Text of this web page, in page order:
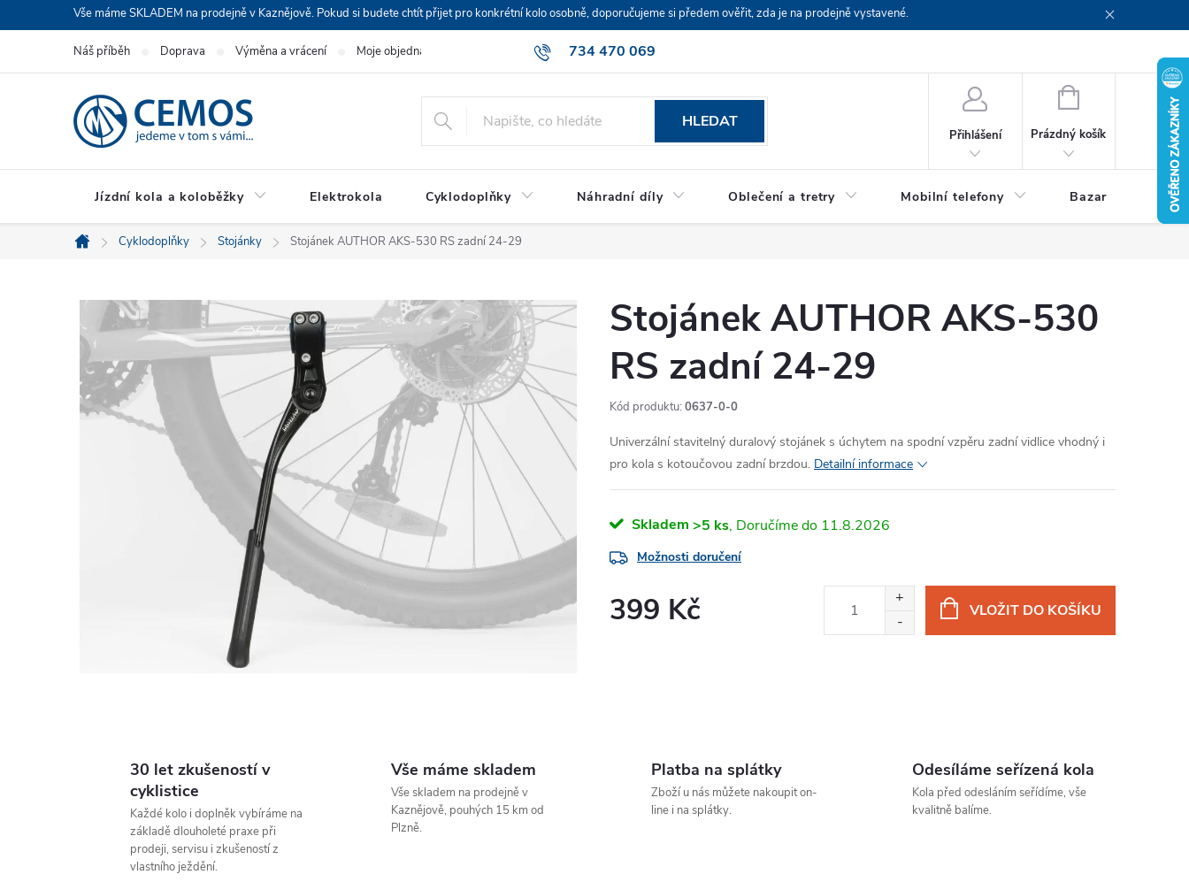
na
Vše máme SKLADEM na prodejně v Kaznějově. Pokud si budete chtít přijet pro konkrétní kolo osobně, doporučujeme si předem ověřit, zda je na prodejně vystavené.
734 470 069
Náš příběh Doprava Výměna a vrácení Moje objednávka
HLEDAT
Přihlášení
NÁKUPNÍ
Prázdný košík
Jízdní kola a koloběžky Elektrokola Cyklodoplňky Náhradní díly Oblečení a tretry Mobilní telefony Bazar Servis
Domů
Cyklodoplňky Stojánky Stojánek AUTHOR AKS-530 RS zadní 24-29
Stojánek AUTHOR AKS-530
RS zadní 24-29
Kód produktu: 0637-0-0
Univerzální stavitelný duralový stojánek s úchytem na spodní vzpěru zadní vidlice vhodný i
pro kola s kotoučovou zadní brzdou. Detailní informace
Skladem >5 ks 11.8.2026
Možnosti doručení
399 Kč VLOŽIT DO KOŠÍKU
30 let zkušeností v
cyklistice
Každé kolo i doplněk vybíráme na
základě dlouholeté praxe při
prodeji, servisu i zkušeností z
vlastního ježdění.
Vše máme skladem
Vše skladem na prodejně v
Kaznějově, pouhých 15 km od
Plzně.
Platba na splátky
Zboží u nás můžete nakoupit on-
line i na splátky.
Odesíláme seřízená kola
Kola před odesláním seřídíme, vše
kvalitně balíme.